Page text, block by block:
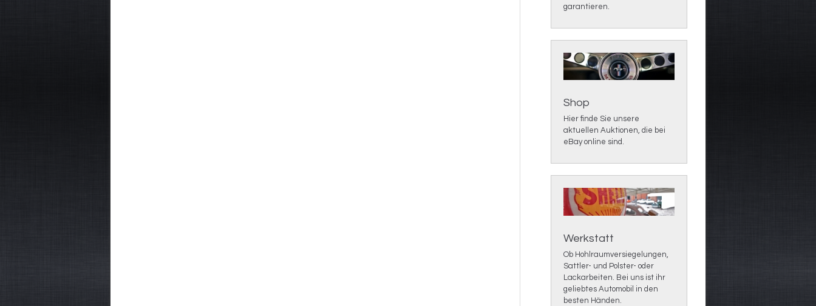
garantieren.
Shop
Hier finde Sie unsere
aktuellen Auktionen, die bei
eBay online sind.
Werkstatt
Ob Hohlraumversiegelungen,
Sattler- und Polster- oder
Lackarbeiten. Bei uns ist ihr
geliebtes Automobil in den
besten Händen.